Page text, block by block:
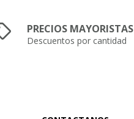
PRECIOS MAYORISTAS
Descuentos por cantidad